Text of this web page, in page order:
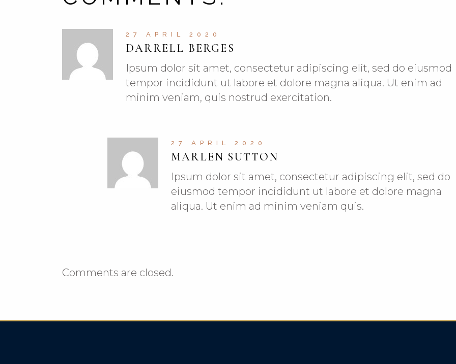
27 APRIL 2020
DARRELL BERGES
Ipsum dolor sit amet, consectetur adipiscing elit, sed do eiusmod
tempor incididunt ut labore et dolore magna aliqua. Ut enim ad
minim veniam, quis nostrud exercitation.
27 APRIL 2020
MARLEN SUTTON
Ipsum dolor sit amet, consectetur adipiscing elit, sed do
eiusmod tempor incididunt ut labore et dolore magna
aliqua. Ut enim ad minim veniam quis.
Comments are closed.